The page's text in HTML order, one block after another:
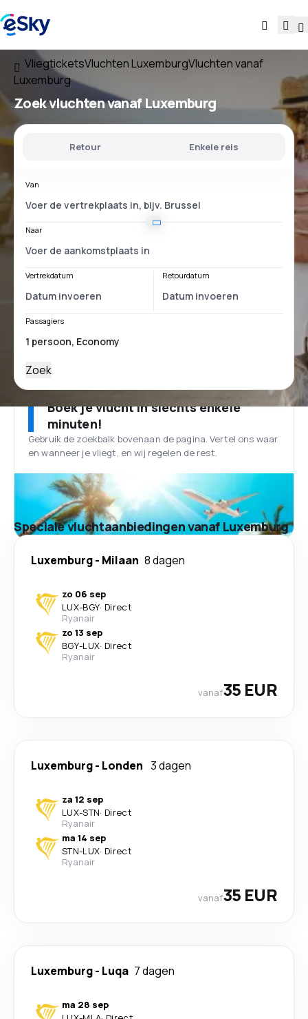
VliegticketsVluchten LuxemburgVluchten vanaf
Luxemburg
Zoek vluchtenvanaf Luxemburg
Retour Enkele reis
Van
Naar
Vertrekdatum Retourdatum
Passagiers
Zoek
Boek je vlucht in slechts enkele
minuten!
Gebruik de zoekbalk bovenaan de pagina. Vertel ons waar
en wanneer je vliegt, en wij regelen de rest.
Speciale vluchtaanbiedingen vanaf Luxemburg
Luxemburg- Milaan 8 dagen
zo 06 sep
LUX-BGY· Direct
Ryanair
zo 13 sep
BGY-LUX· Direct
Ryanair
vanaf35 EUR
Luxemburg- Londen 3 dagen
za 12 sep
LUX-STN· Direct
Ryanair
ma 14 sep
STN-LUX· Direct
Ryanair
vanaf35 EUR
Luxemburg- Luqa 7 dagen
ma 28 sep